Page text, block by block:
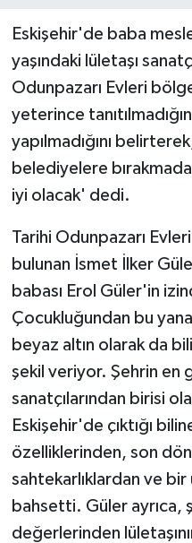
Eskişehir'de baba
yaşındaki lületaşı
Odunpazarı Evleri
yeterince
yapılmadığını
belediyelere
iyi olacak' dedi.
Tarihi Odunpazarı
bulunan İsmet İlker
babası Erol Güler'in
Çocukluğundan bu
beyaz altın olarak da
şekil veriyor. Şehrin en
sanatçılarından birisi
Eskişehir'de çıktığı
özelliklerinden, son
sahtekarlıklardan ve bir
bahsetti. Güler ayrıca,
değerlerinden